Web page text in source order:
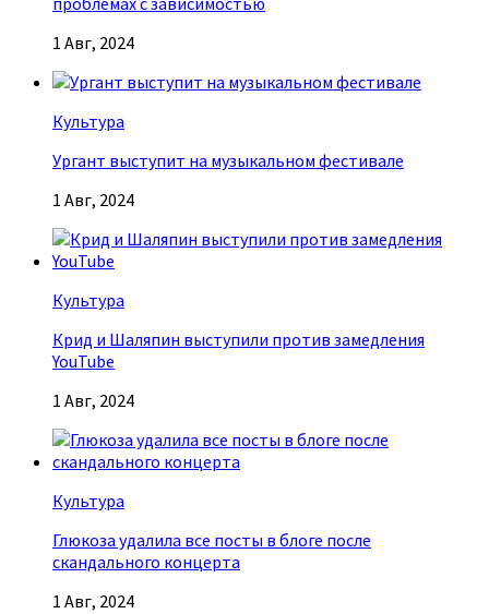
1 Авг, 2024
Культура
Ургант выступит на музыкальном фестивале
1 Авг, 2024
Культура
Крид и Шаляпин выступили против замедления
YouTube
1 Авг, 2024
Культура
Глюкоза удалила все посты в блоге после
скандального концерта
1 Авг, 2024